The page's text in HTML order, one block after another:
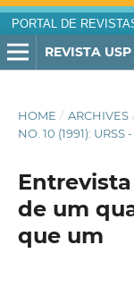
PORTAL DE
REVISTA USP
HOME / ARCHIVES
NO. 10 (1991): URSS
de um
que um